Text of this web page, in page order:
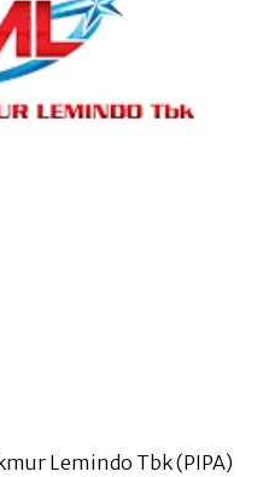
Lemindo Tbk (PIPA)